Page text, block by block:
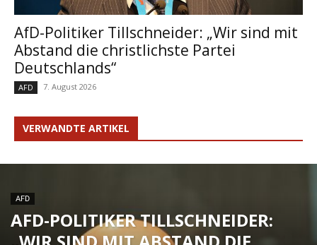
AfD-Politiker Tillschneider: „Wir sind mit
Abstand die christlichste Partei
Deutschlands“
AFD 7. August 2026
VERWANDTE ARTIKEL
AFD
AFD-POLITIKER TILLSCHNEIDER: